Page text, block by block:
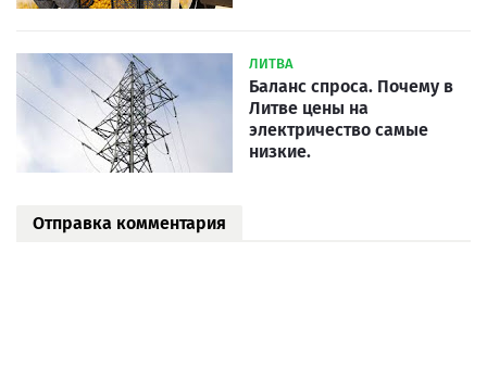
ЛИТВА
Баланс спроса. Почему в
Литве цены на
электричество самые
низкие.
Отправка комментария